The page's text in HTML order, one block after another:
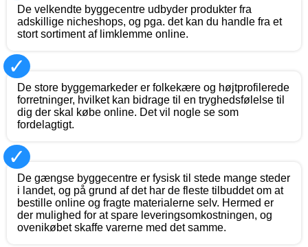
De velkendte byggecentre udbyder produkter fra
adskillige nicheshops, og pga. det kan du handle fra et
stort sortiment af limklemme online.
✓
De store byggemarkeder er folkekære og højtprofilerede
forretninger, hvilket kan bidrage til en tryghedsfølelse til
dig der skal købe online. Det vil nogle se som
fordelagtigt.
✓
De gængse byggecentre er fysisk til stede mange steder
i landet, og på grund af det har de fleste tilbuddet om at
bestille online og fragte materialerne selv. Hermed er
der mulighed for at spare leveringsomkostningen, og
ovenikøbet skaffe varerne med det samme.